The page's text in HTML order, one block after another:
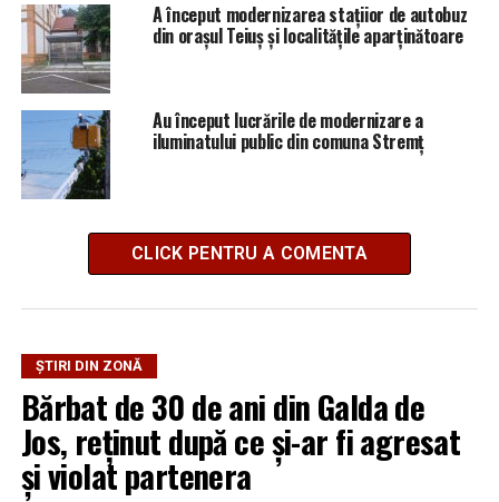
A început modernizarea stațiior de autobuz
din orașul Teiuș și localitățile aparținătoare
Au început lucrările de modernizare a
iluminatului public din comuna Stremț
CLICK PENTRU A COMENTA
ȘTIRI DIN ZONĂ
Bărbat de 30 de ani din Galda de
Jos, reținut după ce și-ar fi agresat
și violat partenera